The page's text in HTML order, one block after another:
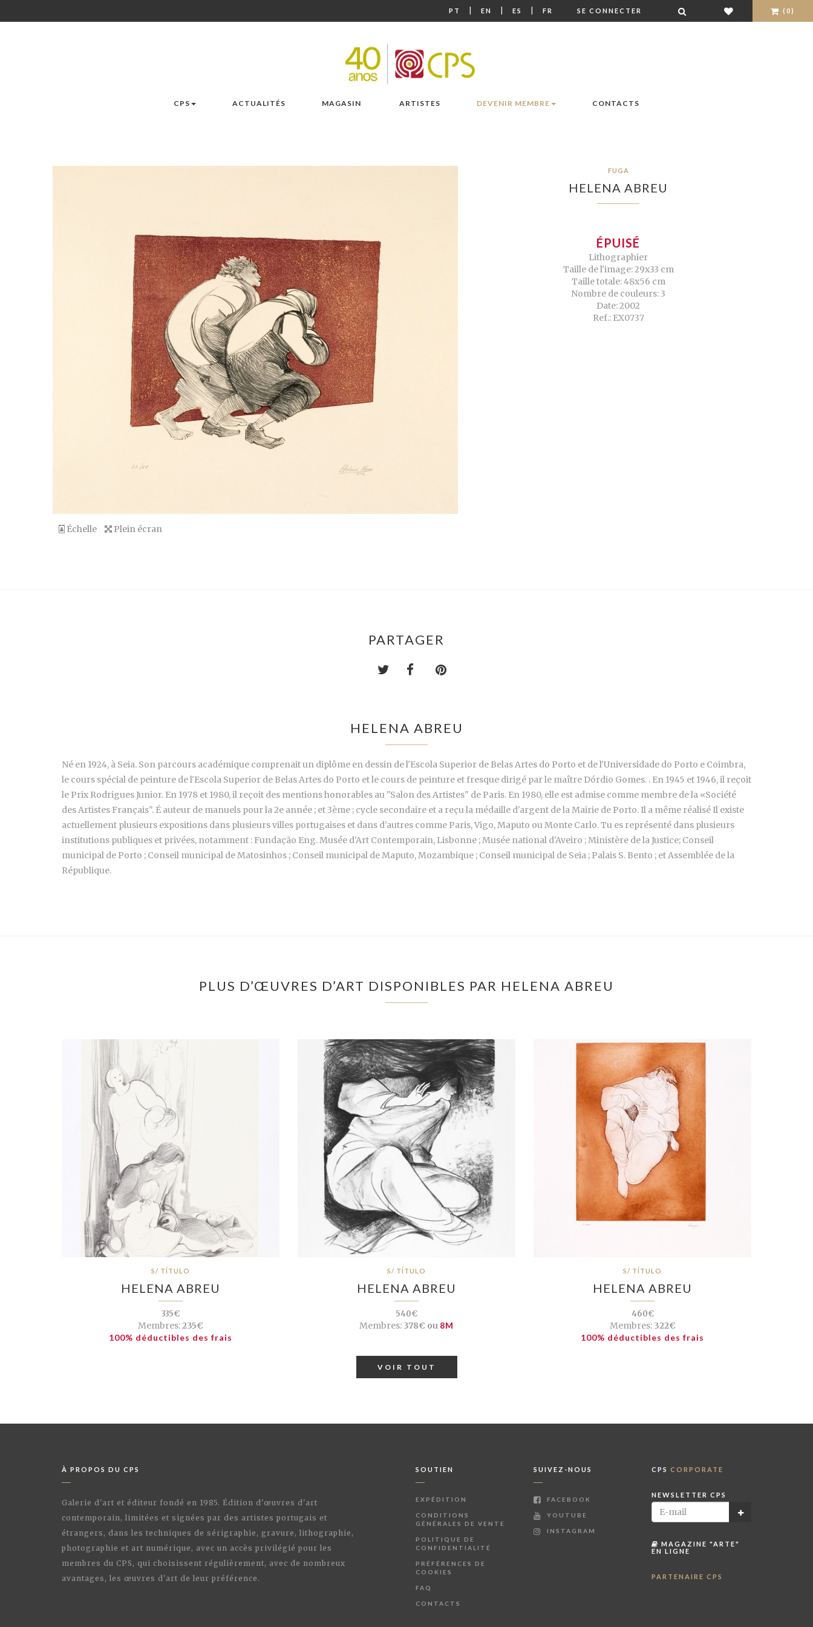
PT | EN | ES | FR SE CONNECTER (0)
CPS ACTUALITÉS MAGASIN ARTISTES DEVENIR MEMBRE CONTACTS
Échelle Plein écran
FUGA
HELENA ABREU
ÉPUISÉ
Lithographier
Taille de l'image: 29x33 cm
Taille totale: 48x56 cm
Nombre de couleurs: 3
Date: 2002
Ref.: EX0737
PARTAGER
HELENA ABREU
Né en 1924, à Seia. Son parcours académique comprenait un diplôme en dessin de l'Escola Superior de Belas Artes do Porto et de l'Universidade do Porto e Coimbra,
le cours spécial de peinture de l'Escola Superior de Belas Artes do Porto et le cours de peinture et fresque dirigé par le maître Dórdio Gomes. . En 1945 et 1946, il reçoit
le Prix Rodrigues Junior. En 1978 et 1980, il reçoit des mentions honorables au "Salon des Artistes" de Paris. En 1980, elle est admise comme membre de la «Société
des Artistes Français". É auteur de manuels pour la 2e année ; et 3ème ; cycle secondaire et a reçu la médaille d'argent de la Mairie de Porto. Il a même réalisé Il existe
actuellement plusieurs expositions dans plusieurs villes portugaises et dans d'autres comme Paris, Vigo, Maputo ou Monte Carlo. Tu es représenté dans plusieurs
institutions publiques et privées, notamment : Fundação Eng. Musée d'Art Contemporain, Lisbonne ; Musée national d'Aveiro ; Ministère de la Justice; Conseil
municipal de Porto ; Conseil municipal de Matosinhos ; Conseil municipal de Maputo, Mozambique ; Conseil municipal de Seia ; Palais S. Bento ; et Assemblée de la
République.
PLUS D’ŒUVRES D’ART DISPONIBLES PAR HELENA ABREU
S/ TÍTULO
HELENA ABREU
335€
Membres:235€
100% déductibles des frais
S/ TÍTULO
HELENA ABREU
540€
Membres: 378€ ou 8M
S/ TÍTULO
HELENA ABREU
460€
Membres:322€
100% déductibles des frais
VOIR TOUT
À PROPOS DU CPS
Galerie d'art et éditeur fondé en 1985. Édition d'œuvres d'art
contemporain, limitées et signées par des artistes portugais et
étrangers, dans les techniques de sérigraphie, gravure, lithographie,
photographie et art numérique, avec un accès privilégié pour les
membres du CPS, qui choisissent régulièrement, avec de nombreux
avantages, les œuvres d'art de leur préférence.
SOUTIEN
EXPÉDITION
CONDITIONS
GÉNÉRALES DE VENTE
POLITIQUE DE
CONFIDENTIALITÉ
PRÉFÉRENCES DE
COOKIES
FAQ
CONTACTS
SUIVEZ-NOUS
FACEBOOK
YOUTUBE
INSTAGRAM
CPS CORPORATE
NEWSLETTER CPS
MAGAZINE "ARTE"
EN LIGNE
PARTENAIRE CPS